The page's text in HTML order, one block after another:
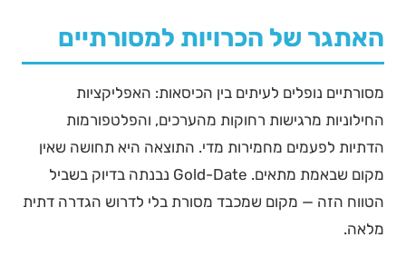
האתגר של הכרויות למסורתיים
מסורתיים נופלים לעיתים בין הכיסאות: האפליקציות
החילוניות מרגישות רחוקות מהערכים, והפלטפורמות
הדתיות לפעמים מחמירות מדי. התוצאה היא תחושה שאין
מקום שבאמת מתאים. Gold-Date נבנתה בדיוק בשביל
הטווח הזה — מקום שמכבד מסורת בלי לדרוש הגדרה דתית
מלאה.